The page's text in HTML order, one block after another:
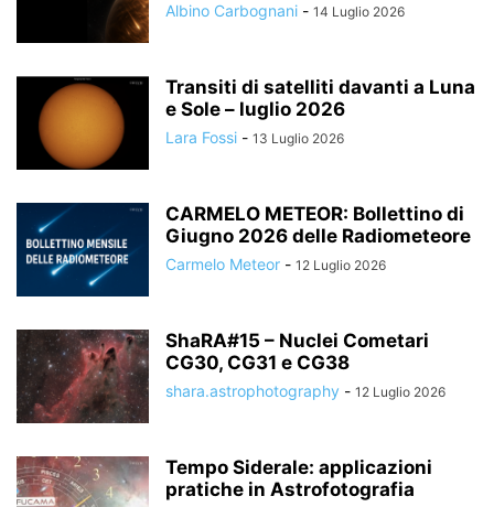
Albino Carbognani - 14 Luglio 2026
Transiti di satelliti davanti a Luna
e Sole – luglio 2026
Lara Fossi - 13 Luglio 2026
CARMELO METEOR: Bollettino di
Giugno 2026 delle Radiometeore
Carmelo Meteor - 12 Luglio 2026
ShaRA#15 – Nuclei Cometari
CG30, CG31 e CG38
shara.astrophotography - 12 Luglio 2026
Tempo Siderale: applicazioni
pratiche in Astrofotografia